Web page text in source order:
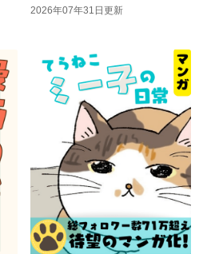
2026年07年31日更新